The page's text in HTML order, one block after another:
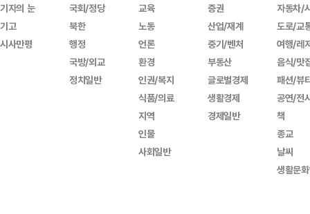
기자의 눈
기고
시사만평
국회/정당
북한
행정
국방/외교
정치일반
교육
노동
언론
환경
인권/복지
식품/의료
지역
인물
사회일반
증권
산업/재계
중기/벤처
부동산
글로벌경제
생활경제
경제일반
자동차/
도로/교
여행/레
음식/맛
패션/뷰
공연/전
책
종교
날씨
생활문